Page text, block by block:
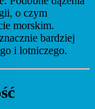
o czym
morskim.
bardziej
i lotniczego.